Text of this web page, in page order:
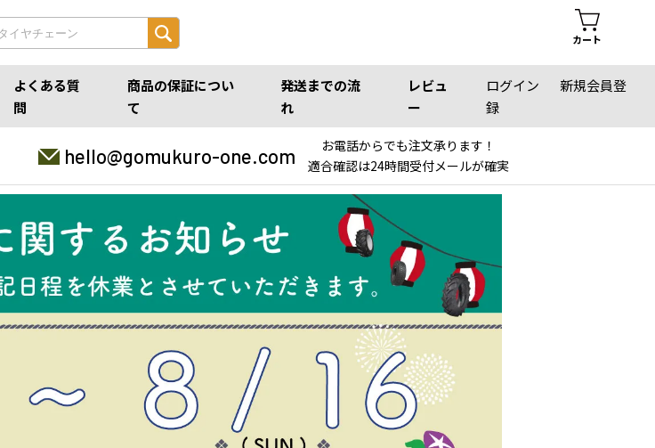
カート
よくある質
問
商品の保証につい
て
発送までの流
れ
レビュ
ー
ログイン
新規会員登
録
hello@gomukuro-one.com
お電話からでも注文承ります！
適合確認は24時間受付メールが確実